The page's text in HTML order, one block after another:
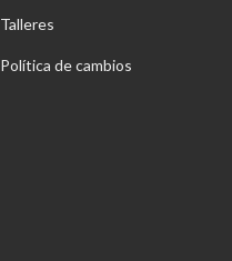
Talleres
Política de cambios